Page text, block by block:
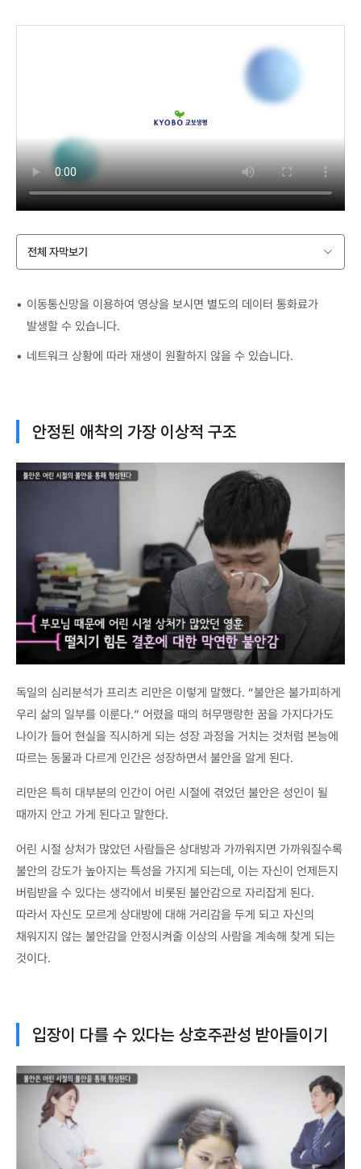
전체 자막보기
이동통신망을 이용하여 영상을 보시면 별도의 데이터 통화료가
발생할 수 있습니다.
네트워크 상황에 따라 재생이 원활하지 않을 수 있습니다.
안정된 애착의 가장 이상적 구조
독일의 심리분석가 프리츠 리만은 이렇게 말했다. “불안은 불가피하게
우리 삶의 일부를 이룬다.” 어렸을 때의 허무맹랑한 꿈을 가지다가도
나이가 들어 현실을 직시하게 되는 성장 과정을 거치는 것처럼 본능에
따르는 동물과 다르게 인간은 성장하면서 불안을 알게 된다.
리만은 특히 대부분의 인간이 어린 시절에 겪었던 불안은 성인이 될
때까지 안고 가게 된다고 말한다.
어린 시절 상처가 많았던 사람들은 상대방과 가까워지면 가까워질수록
불안의 강도가 높아지는 특성을 가지게 되는데, 이는 자신이 언제든지
버림받을 수 있다는 생각에서 비롯된 불안감으로 자리잡게 된다.
따라서 자신도 모르게 상대방에 대해 거리감을 두게 되고 자신의
채워지지 않는 불안감을 안정시켜줄 이상의 사람을 계속해 찾게 되는
것이다.
입장이 다를 수 있다는 상호주관성 받아들이기